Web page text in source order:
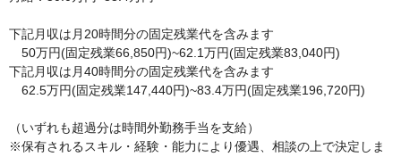
下記月収は月20時間分の固定残業代を含みます
50万円(固定残業66,850円)~62.1万円(固定残業83,040円)
下記月収は月40時間分の固定残業代を含みます
62.5万円(固定残業147,440円)~83.4万円(固定残業196,720円)
（いずれも超過分は時間外勤務手当を支給）
※保有されるスキル・経験・能力により優遇、相談の上で決定しま